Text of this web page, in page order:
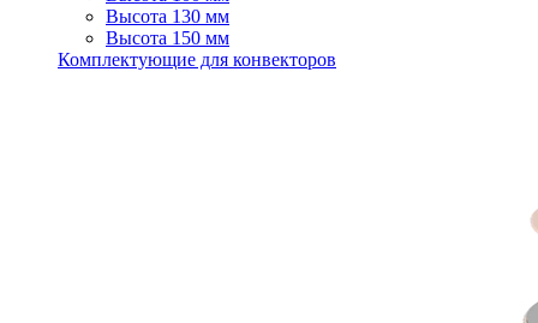
Высота 130 мм
Высота 150 мм
Комплектующие для конвекторов